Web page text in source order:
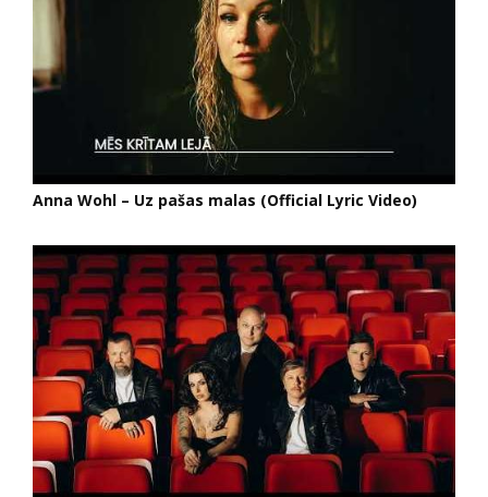
Anna Wohl – Uz pašas malas (Official Lyric Video)